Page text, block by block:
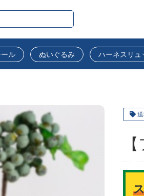
ル ぬいぐるみ ハーネスリュ